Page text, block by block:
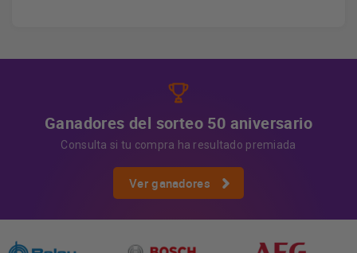
Ganadores del sorteo 50 aniversario
Consulta si tu compra ha resultado premiada
Ver ganadores